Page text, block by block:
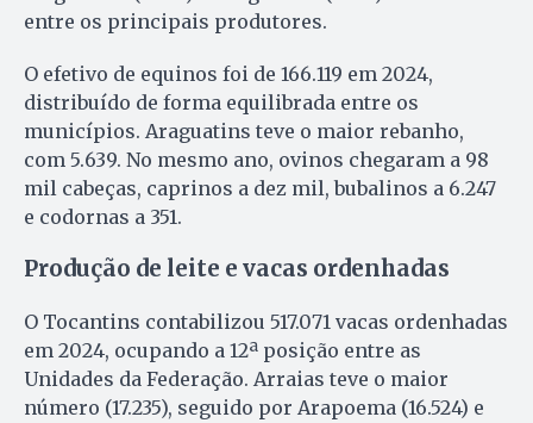
entre os principais produtores.
O efetivo de equinos foi de 166.119 em 2024,
distribuído de forma equilibrada entre os
municípios. Araguatins teve o maior rebanho,
com 5.639. No mesmo ano, ovinos chegaram a 98
mil cabeças, caprinos a dez mil, bubalinos a 6.247
e codornas a 351.
Produção de leite e vacas ordenhadas
O Tocantins contabilizou 517.071 vacas ordenhadas
em 2024, ocupando a 12ª posição entre as
Unidades da Federação. Arraias teve o maior
número (17.235), seguido por Arapoema (16.524) e